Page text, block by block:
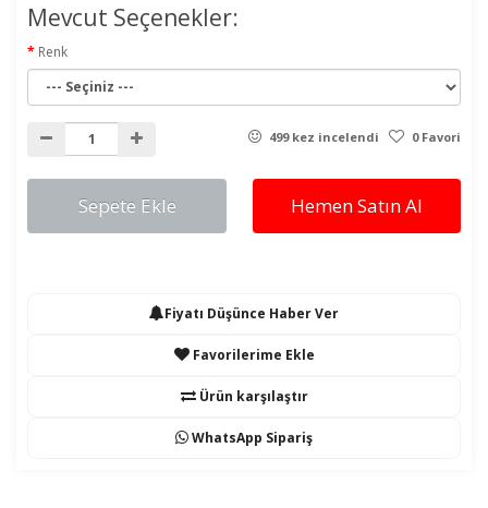
Mevcut Seçenekler:
Renk
499 kez incelendi 0 Favori
Sepete Ekle Hemen Satın Al
Fiyatı Düşünce Haber Ver
Favorilerime Ekle
Ürün karşılaştır
WhatsApp Sipariş